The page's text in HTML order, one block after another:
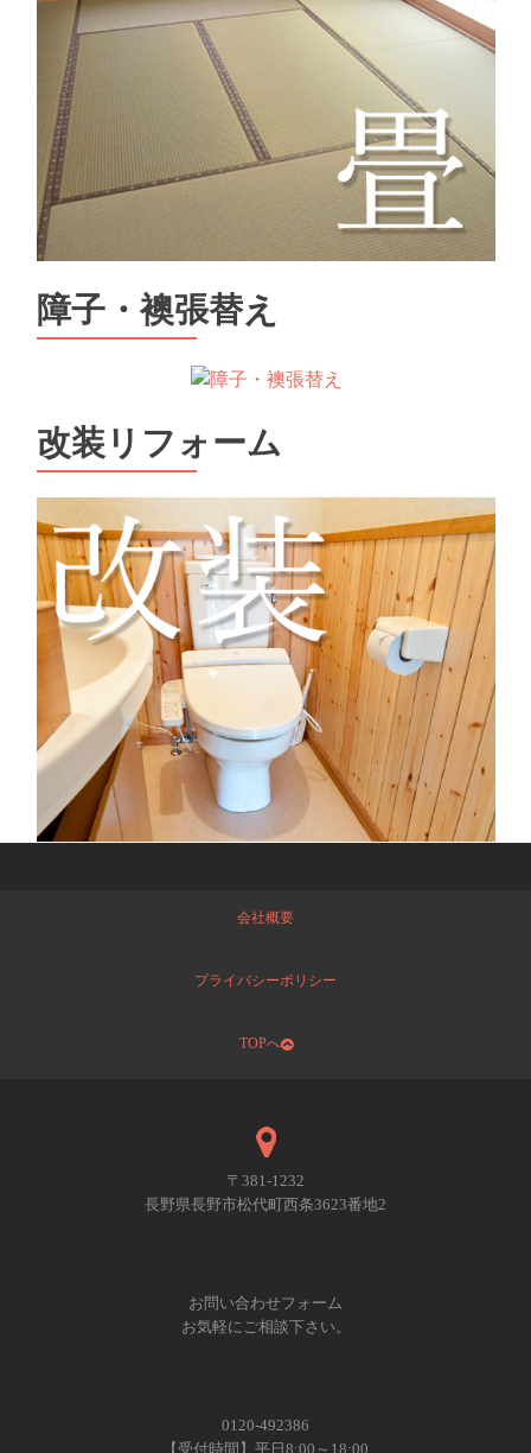
障子・襖張替え
改装リフォーム
会社概要
プライバシーポリシー
TOPへ
〒381-1232
長野県長野市松代町西条3623番地2
お問い合わせフォーム
お気軽にご相談下さい。
0120-492386
【受付時間】平日8:00～18:00